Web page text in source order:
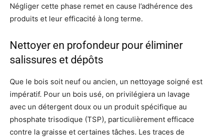
Négliger cette phase remet en cause l’adhérence des
produits et leur efficacité à long terme.
Nettoyer en profondeur pour éliminer
salissures et dépôts
Que le bois soit neuf ou ancien, un nettoyage soigné est
impératif. Pour un bois usé, on privilégiera un lavage
avec un détergent doux ou un produit spécifique au
phosphate trisodique (TSP), particulièrement efficace
contre la graisse et certaines tâches. Les traces de